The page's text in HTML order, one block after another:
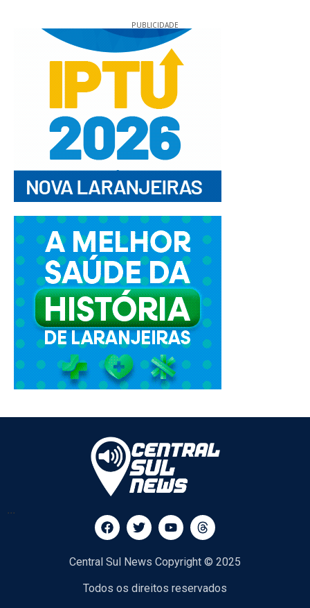
PUBLICIDADE
...
Central Sul News Copyright © 2025
Todos os direitos reservados